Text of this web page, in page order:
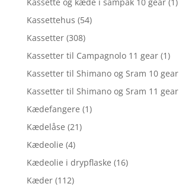
Kassettehus (54)
Kassetter (308)
Kassetter til Campagnolo 11 gear (1)
Kassetter til Shimano og Sram 10 gear
Kassetter til Shimano og Sram 11 gear
Kædefangere (1)
Kædelåse (21)
Kædeolie (4)
Kædeolie i drypflaske (16)
Kæder (112)